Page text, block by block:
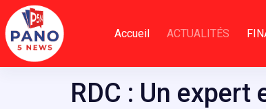
Passer
au
contenu
Accueil ACTUALITÉS
RDC : Un expert